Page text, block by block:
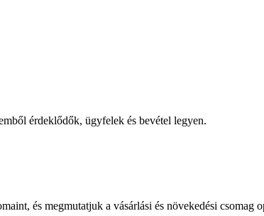
érdeklődők, ügyfelek és bevétel legyen.
és megmutatjuk a vásárlási és növekedési csomag